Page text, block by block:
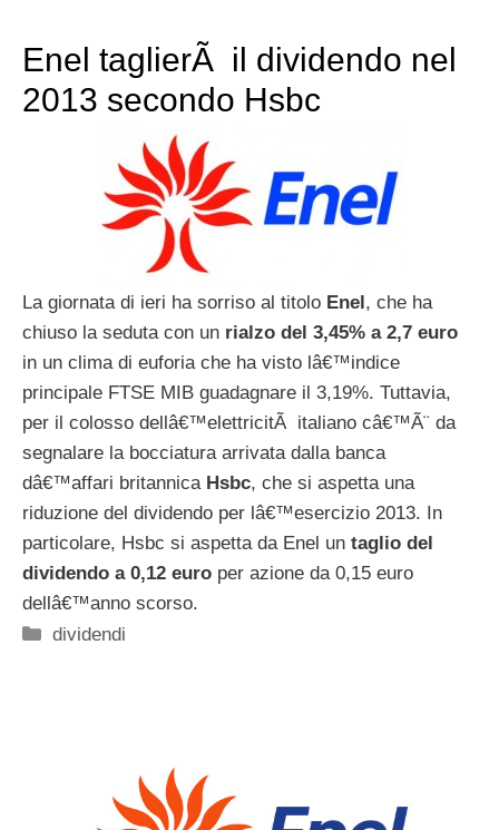
Enel taglierÃ il dividendo nel
2013 secondo Hsbc
La giornata di ieri ha sorriso al titolo Enel , che ha
chiuso la seduta con un rialzo del 3,45% a 2,7 euro
in un clima di euforia che ha visto lâ€™indice
principale FTSE MIB guadagnare il 3,19%. Tuttavia,
per il colosso dellâ€™elettricitÃ italiano câ€™Ã¨ da
segnalare la bocciatura arrivata dalla banca
dâ€™affari britannica Hsbc, che si aspetta una
riduzione del dividendo per lâ€™esercizio 2013. In
particolare, Hsbc si aspetta da Enel un taglio del
dividendo a 0,12 euro per azione da 0,15 euro
dellâ€™anno scorso.
Categorie
dividendi